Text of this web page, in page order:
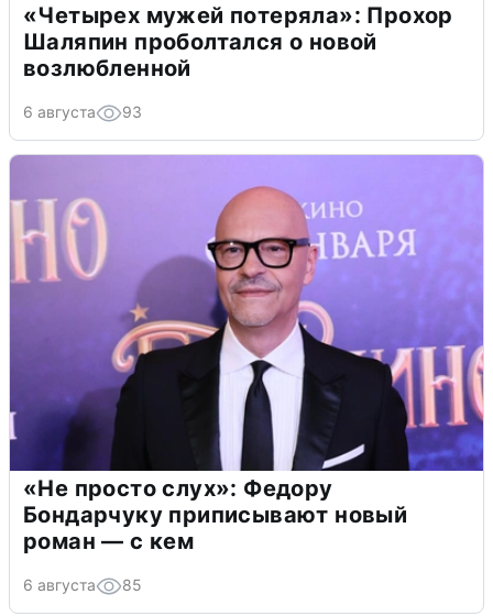
«Четырех мужей потеряла»: Прохор
Шаляпин проболтался о новой
возлюбленной
6 августа 93
«Не просто слух»: Федору
Бондарчуку приписывают новый
роман — с кем
6 августа 85